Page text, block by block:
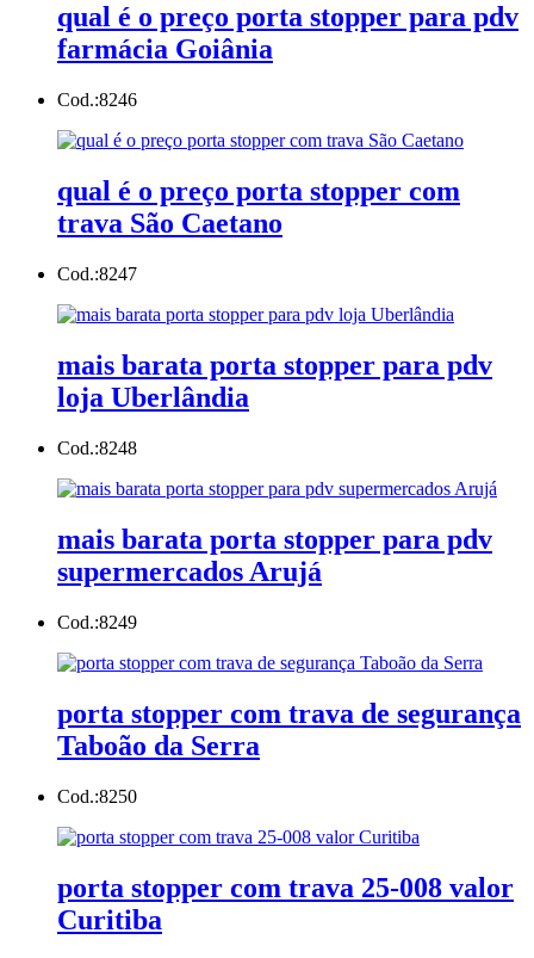
qual é o preço porta stopper para pdv
farmácia Goiânia
Cod.:8246
qual é o preço porta stopper com
trava São Caetano
Cod.:8247
mais barata porta stopper para pdv
loja Uberlândia
Cod.:8248
mais barata porta stopper para pdv
supermercados Arujá
Cod.:8249
porta stopper com trava de segurança
Taboão da Serra
Cod.:8250
porta stopper com trava 25-008 valor
Curitiba